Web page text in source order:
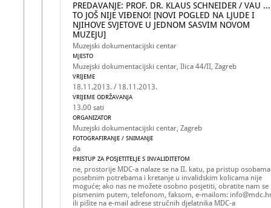
PREDAVANJE: PROF. DR. KLAUS SCHNEIDER / VAU ...
TO JOŠ NIJE VIĐENO! [NOVI POGLED NA LJUDE I
NJIHOVE SVJETOVE U JEDNOM SASVIM NOVOM
MUZEJU]
Muzejski dokumentacijski centar
MJESTO
Muzejski dokumentacijski centar, Ilica 44/II, Zagreb
VRIJEME
18.11.2013. / 18.11.2013.
VRIJEME ODRŽAVANJA
13.00 sati
ORGANIZATOR
Muzejski dokumentacijski centar, Zagreb
FOTOGRAFIRANJE / SNIMANJE
da
PRISTUP ZA POSJETITELJE S INVALIDITETOM
ne, prostorije MDC-a nalaze se na II. katu, pa pristup osobama
posebnim potrebama i kretanje u invalidskim kolicama nije
moguće; ako nas ne možete osobno posjetiti, obratite nam se
pismenim putem, telefonom, faksom, e-mailom:
ili pišite na e-mail adrese stručnih djelatnika MDC-a